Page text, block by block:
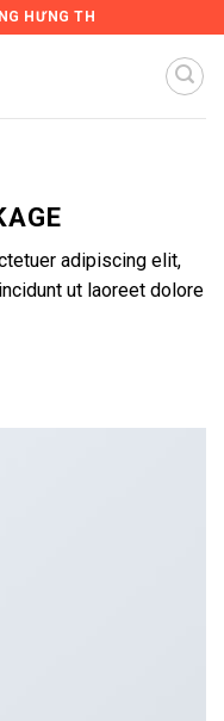
HƯNG TH
adipiscing elit,
ut laoreet dolore